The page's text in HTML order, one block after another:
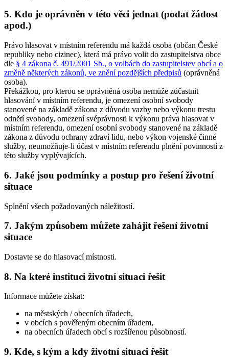
5. Kdo je oprávněn v této věci jednat (podat žádost
apod.)
Právo hlasovat v místním referendu má každá osoba (občan České
republiky nebo cizinec), která má právo volit do zastupitelstva obce
dle § 4 zákona č. 491/2001 Sb., o volbách do zastupitelstev obcí a o
změně některých zákonů, ve znění pozdějších předpisů (oprávněná
osoba).
Překážkou, pro kterou se oprávněná osoba nemůže zúčastnit
hlasování v místním referendu, je omezení osobní svobody
stanovené na základě zákona z důvodu vazby nebo výkonu trestu
odnětí svobody, omezení svéprávnosti k výkonu práva hlasovat v
místním referendu, omezení osobní svobody stanovené na základě
zákona z důvodu ochrany zdraví lidu, nebo výkon vojenské činné
služby, neumožňuje-li účast v místním referendu plnění povinností z
této služby vyplývajících.
6. Jaké jsou podmínky a postup pro řešení životní
situace
Splnění všech požadovaných náležitostí.
7. Jakým způsobem můžete zahájit řešení životní
situace
Dostavte se do hlasovací místnosti.
8. Na které instituci životní situaci řešit
Informace můžete získat:
na městských / obecních úřadech,
v obcích s pověřeným obecním úřadem,
na obecních úřadech obcí s rozšířenou působností.
9. Kde, s kým a kdy životní situaci řešit